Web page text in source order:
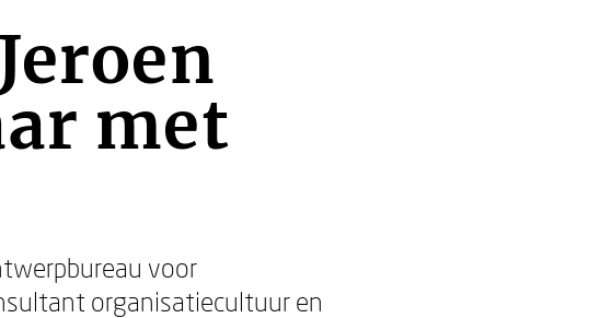
met
voor
organisatiecultuur en